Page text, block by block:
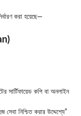
করা হয়েছে—
সার্টিফায়েড কপি বা অনলাইন
সেবা নিশ্চিত করার উদ্দেশ্যে”